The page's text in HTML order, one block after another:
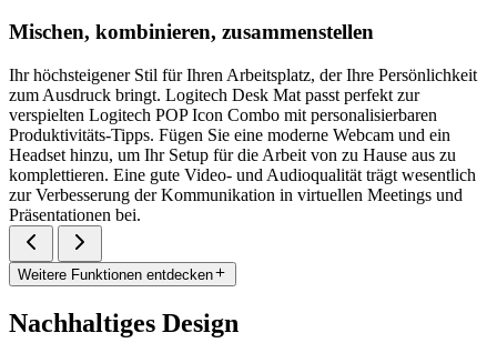
Mischen, kombinieren, zusammenstellen
Ihr höchsteigener Stil für Ihren Arbeitsplatz, der Ihre Persönlichkeit
zum Ausdruck bringt. Logitech Desk Mat passt perfekt zur
verspielten Logitech POP Icon Combo mit personalisierbaren
Produktivitäts-Tipps. Fügen Sie eine moderne Webcam und ein
Headset hinzu, um Ihr Setup für die Arbeit von zu Hause aus zu
komplettieren. Eine gute Video- und Audioqualität trägt wesentlich
zur Verbesserung der Kommunikation in virtuellen Meetings und
Präsentationen bei.
Weitere Funktionen entdecken
Nachhaltiges Design